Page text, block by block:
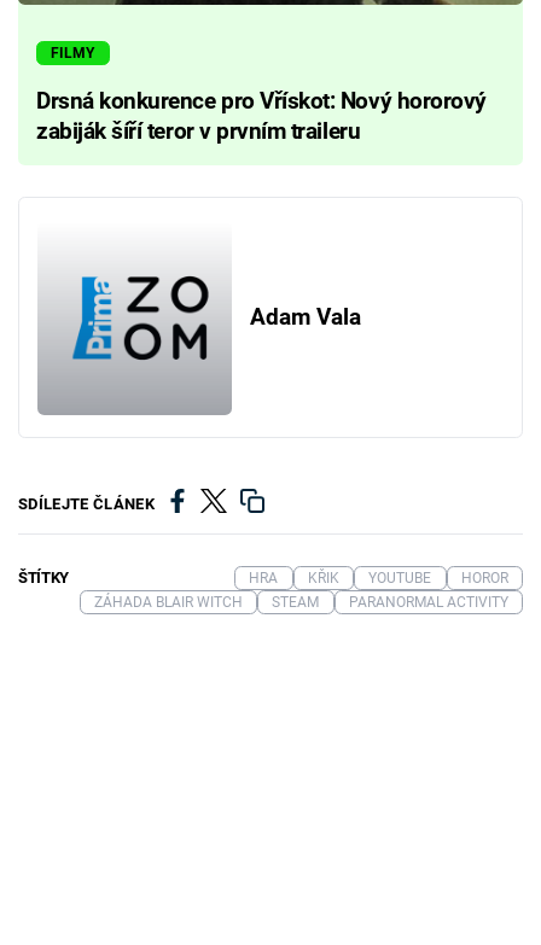
FILMY
Drsná konkurence pro Vřískot: Nový hororový
zabiják šíří teror v prvním traileru
Adam Vala
SDÍLEJTE ČLÁNEK
ŠTÍTKY HRA KŘIK YOUTUBE
HOROR
ZÁHADA BLAIR WITCH
STEAM PARANORMAL ACTIVITY